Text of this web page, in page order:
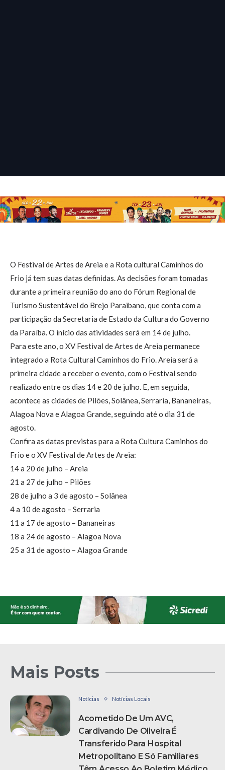
O Festival de Artes de Areia e a Rota cultural Caminhos do
Frio já tem suas datas definidas. As decisões foram tomadas
durante a primeira reunião do ano do Fórum Regional de
Turismo Sustentável do Brejo Paraibano, que conta com a
participação da Secretaria de Estado da Cultura do Governo
da Paraíba. O início das atividades será em 14 de julho.
Para este ano, o XV Festival de Artes de Areia permanece
integrado a Rota Cultural Caminhos do Frio. Areia será a
primeira cidade a receber o evento, com o Festival sendo
realizado entre os dias 14 e 20 de julho. E, em seguida,
acontece as cidades de Pilões, Solânea, Serraria, Bananeiras,
Alagoa Nova e Alagoa Grande, seguindo até o dia 31 de
agosto.
Confira as datas previstas para a Rota Cultura Caminhos do
Frio e o XV Festival de Artes de Areia:
14 a 20 de julho – Areia
21 a 27 de julho – Pilões
28 de julho a 3 de agosto – Solânea
4 a 10 de agosto – Serraria
11 a 17 de agosto – Bananeiras
18 a 24 de agosto – Alagoa Nova
25 a 31 de agosto – Alagoa Grande
Mais Posts
Notícias Notícias Locais
Acometido De Um AVC,
Cardivando De Oliveira É
Transferido Para Hospital
Metropolitano E Só Familiares